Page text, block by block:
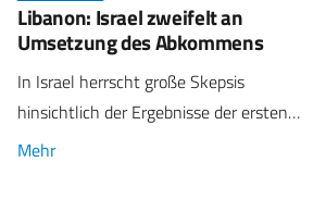
Libanon: Israel zweifelt an
Umsetzung des Abkommens
In Israel herrscht große Skepsis
hinsichtlich der Ergebnisse der ersten…
Mehr